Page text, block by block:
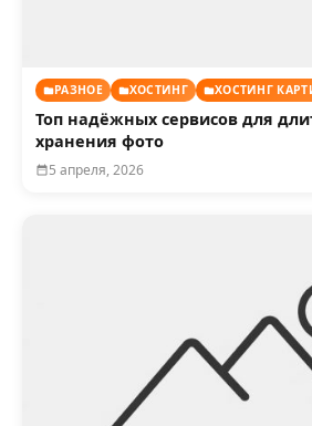
РАЗНОЕ ХОСТИНГ ХОСТИНГ
Топ надёжных сервисов для
хранения фото
5 апреля, 2026